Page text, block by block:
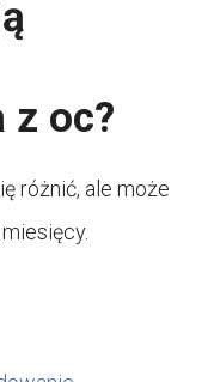
z oc?
różnić, ale może